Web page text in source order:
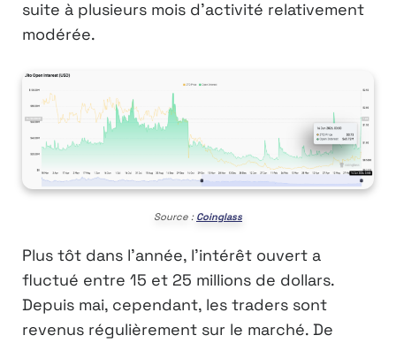
suite à plusieurs mois d’activité relativement
modérée.
Source : Coinglass
Plus tôt dans l’année, l’intérêt ouvert a
fluctué entre 15 et 25 millions de dollars.
Depuis mai, cependant, les traders sont
revenus régulièrement sur le marché. De